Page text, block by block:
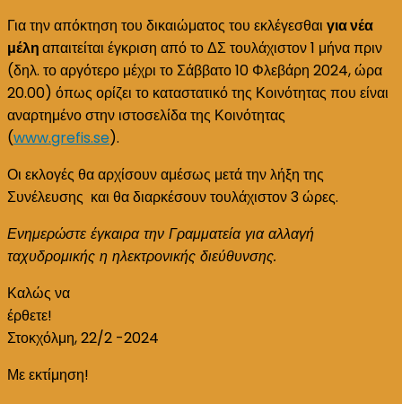
Για την απόκτηση του δικαιώματος του εκλέγεσθαι για νέα
μέληαπαιτείται έγκριση από το ΔΣ τουλάχιστον 1 μήνα πριν
(δηλ. το αργότερο μέχρι το Σάββατο 10 Φλεβάρη 2024, ώρα
20.00) όπως ορίζει το καταστατικό της Κοινότητας που είναι
αναρτημένο στην ιστοσελίδα της Κοινότητας
(www.grefis.se).
Οι εκλογές θα αρχίσουν αμέσως μετά την λήξη της
Συνέλευσης και θα διαρκέσουν τουλάχιστον 3 ώρες.
Ενημερώστε έγκαιρα την Γραμματεία για αλλαγή
ταχυδρομικής η ηλεκτρονικής διεύθυνσης.
Καλώς να
έρθετε!
Στοκχόλμη, 22/2 -2024
Με εκτίμηση!